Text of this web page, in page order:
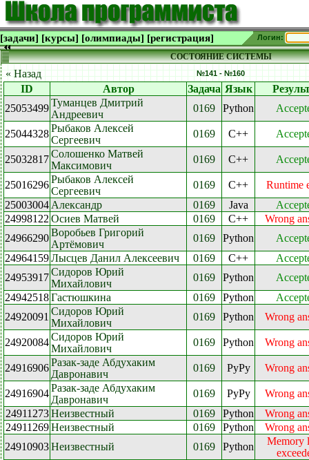
[задачи] [курсы] [олимпиады] [регистрация] Логин:
СОСТОЯНИЕ СИСТЕМЫ
« Назад №141 - №160
ID Автор Задача Язык
25053499Туманцев Дмитрий
Андреевич
0169 Python
25044328Рыбаков Алексей
Сергеевич
0169 C++
25032817Солошенко Матвей
Максимович
0169 C++
25016296Рыбаков Алексей
Сергеевич
0169 C++
Runtime
25003004 Александр 0169 Java
24998122 Осиев Матвей 0169 C++
Wrong
24966290Воробьев Григорий
Артёмович
0169 Python
24964159Лысцев Данил Алексеевич 0169 C++
24953917Сидоров Юрий
Михайлович
0169 Python
24942518Гастюшкина 0169 Python
24920091 Сидоров Юрий
Михайлович
0169 Python Wrong
24920084Сидоров Юрий
Михайлович
0169 Python Wrong
24916906Разак-заде Абдухаким
Давронавич
0169 PyPy Wrong
24916904Разак-заде Абдухаким
Давронавич
0169 PyPy
Wrong
24911273 Неизвестный 0169 Python
Wrong
24911269 Неизвестный 0169 Python
Wrong
24910903Неизвестный 0169 Python
Memory